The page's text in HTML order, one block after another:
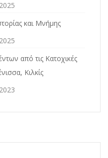
και Μνήμης
από τις Κατοχικές
Κιλκίς